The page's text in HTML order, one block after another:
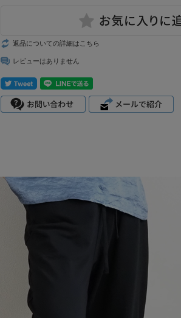
返品についての詳細はこちら
レビューはありません